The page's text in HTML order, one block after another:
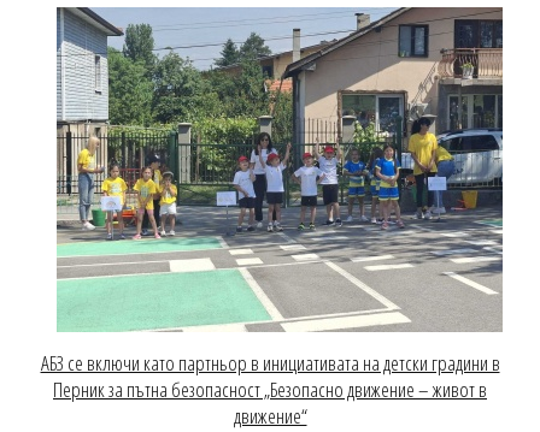
АБЗ се включи като партньор в инициативата на детски градини в
Перник за пътна безопасност „Безопасно движение – живот в
движение“